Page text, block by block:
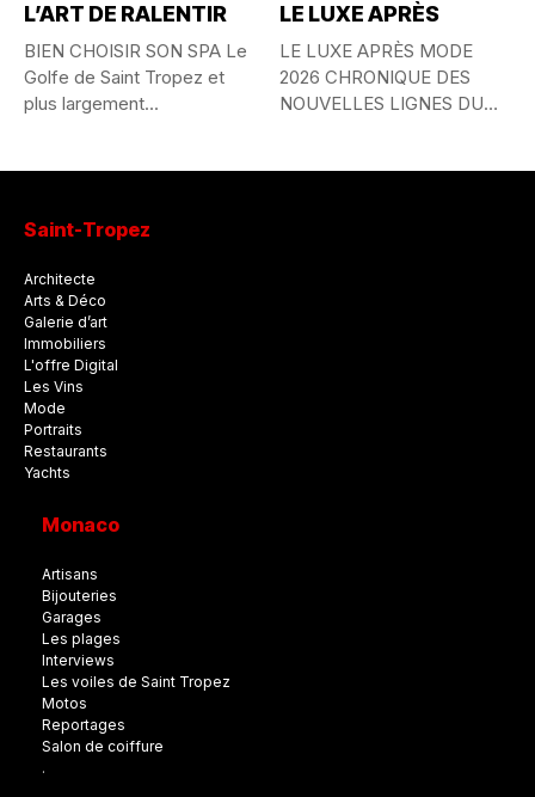
L’ART DE RALENTIR
BIEN CHOISIR SON SPA Le
Golfe de Saint Tropez et
plus largement...
LE LUXE APRÈS
LE LUXE APRÈS MODE
2026 CHRONIQUE DES
NOUVELLES LIGNES DU
Saint-Tropez
Architecte
Arts & Déco
Galerie d’art
Immobiliers
L'offre Digital
Les Vins
Mode
Portraits
Restaurants
Yachts
Monaco
Artisans
Bijouteries
Garages
Les plages
Interviews
Les voiles de Saint Tropez
Motos
Reportages
Salon de coiffure
.